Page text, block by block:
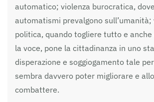
automatico; violenza burocratica,
automatismi prevalgono sull’umanità;
politica, quando togliere tutto e
la voce, pone la cittadinanza in uno
disperazione e soggiogamento tale
sembra davvero poter migliorare e
combattere.